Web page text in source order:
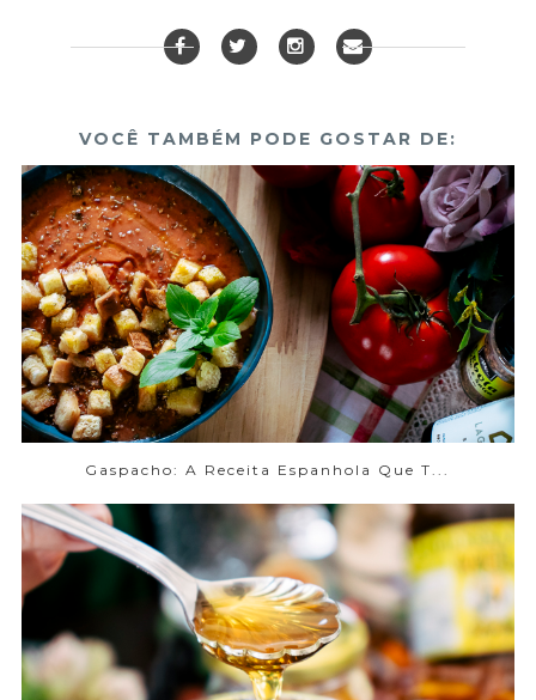
VOCÊ TAMBÉM PODE GOSTAR DE:
Gaspacho: A Receita Espanhola Que T...